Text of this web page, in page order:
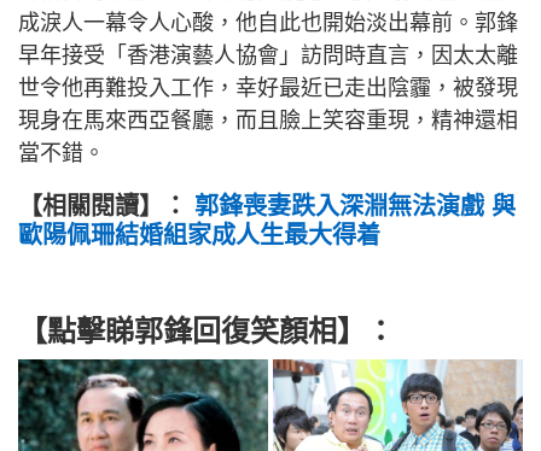
成淚人一幕令人心酸，他自此也開始淡出幕前。郭鋒
早年接受「香港演藝人協會」訪問時直言，因太太離
世令他再難投入工作，幸好最近已走出陰霾，被發現
現身在馬來西亞餐廳，而且臉上笑容重現，精神還相
當不錯。
【相關閱讀】： 郭鋒喪妻跌入深淵無法演戲 與
歐陽佩珊結婚組家成人生最大得着
【點擊睇郭鋒回復笑顏相】：